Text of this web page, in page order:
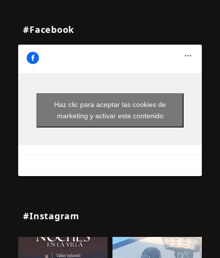
#Facebook
Haz clic para aceptar las cookies de
marketing y activar este contenido
#Instagram